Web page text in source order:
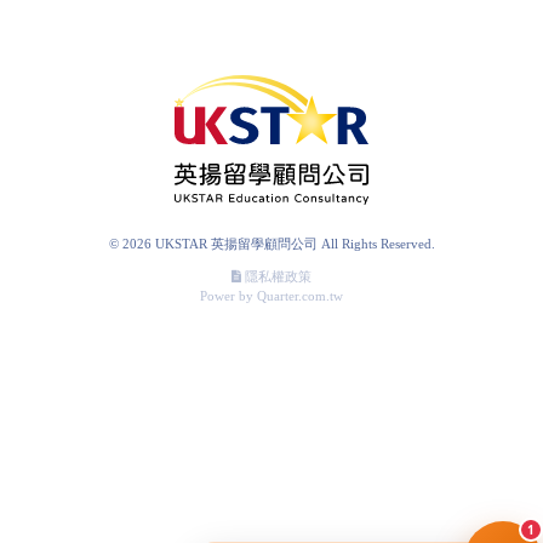
© 2026 UKSTAR 英揚留學顧問公司 All Rights Reserved.
隱私權政策
Power by Quarter.com.tw
1